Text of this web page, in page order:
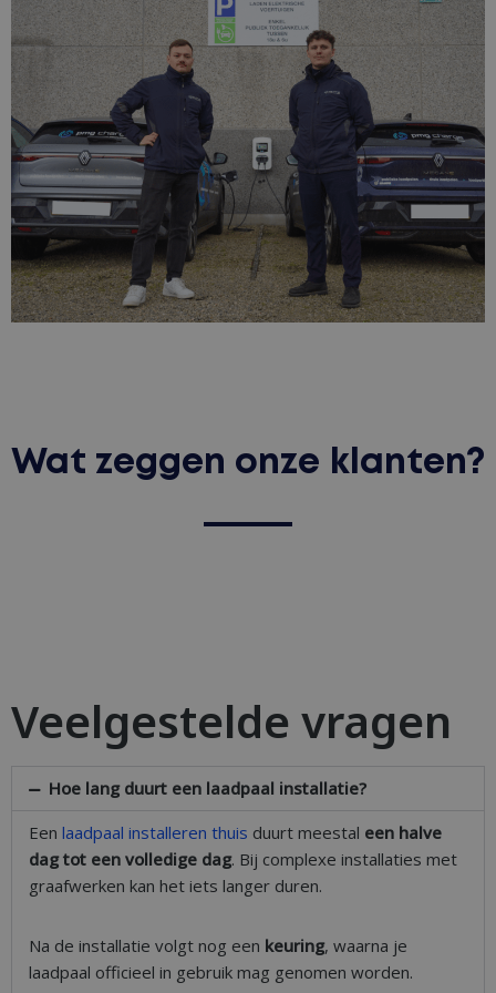
Wat zeggen onze klanten?
Veelgestelde vragen
Hoe lang duurt een laadpaal installatie?
Een laadpaal installeren thuis duurt meestal een halve
dag tot een volledige dag. Bij complexe installaties met
graafwerken kan het iets langer duren.
Na de installatie volgt nog een keuring, waarna je
laadpaal officieel in gebruik mag genomen worden.